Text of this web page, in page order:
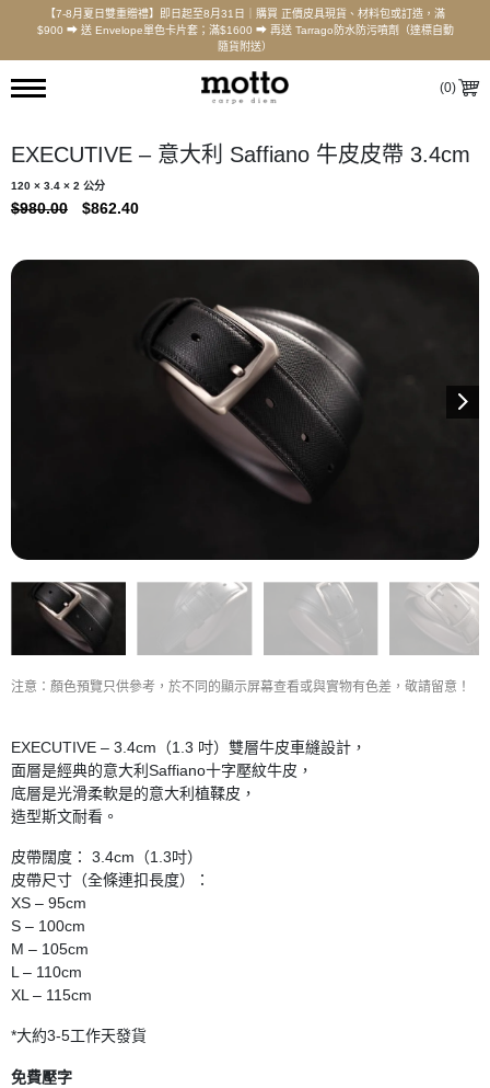
【7-8月夏日雙重贈禮】即日起至8月31日｜購買 正價皮具現貨、材料包或訂造，滿
$900 ⮕ 送 Envelope單色卡片套；滿$1600 ⮕ 再送 Tarrago防水防污噴劑（達標自動
隨貨附送）
(0)
EXECUTIVE – 意大利 Saffiano 牛皮皮帶 3.4cm
120 × 3.4 × 2 公分
$980.00
ORIGINAL
$862.40CURRENT
注意：顏色預覽只供參考，於不同的顯示屏幕查看或與實物有色差，敬請留意！
EXECUTIVE – 3.4cm（1.3 吋）雙層牛皮車縫設計，
面層是經典的意大利Saffiano十字壓紋牛皮，
底層是光滑柔軟是的意大利植鞣皮，
造型斯文耐看。
皮帶闊度： 3.4cm（1.3吋）
皮帶尺寸（全條連扣長度）：
XS – 95cm
S – 100cm
M – 105cm
L – 110cm
XL – 115cm
*大約3-5工作天發貨
免費壓字